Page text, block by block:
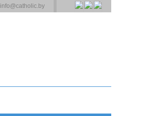
info@catholic.by